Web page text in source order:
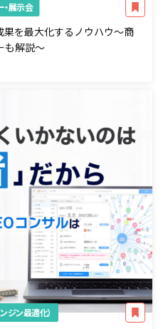
・展示会
果を最大化するノウハウ～商
も解説～
ジン最適化）